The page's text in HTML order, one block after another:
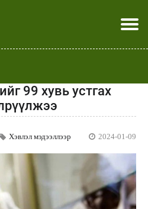
Эхлэл
Улс төр
Нийгэм
засаг
Дэлхий
Спорт
Шар
юу хэлэв
мэдээллээр
99 хувь устгах
Хэвлэл мэдээллээр 2024-01-09